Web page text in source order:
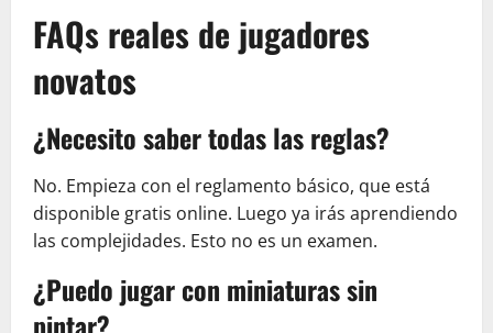
FAQs reales de jugadores
novatos
¿Necesito saber todas las reglas?
No. Empieza con el reglamento básico, que está
disponible gratis online. Luego ya irás aprendiendo
las complejidades. Esto no es un examen.
¿Puedo jugar con miniaturas sin